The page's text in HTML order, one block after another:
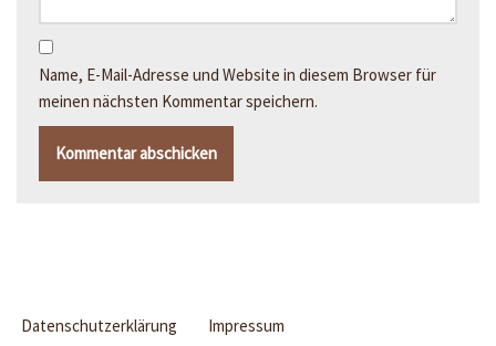
Name, E-Mail-Adresse und Website in diesem Browser für
meinen nächsten Kommentar speichern.
Datenschutzerklärung Impressum